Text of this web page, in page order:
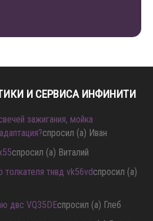
И СЕРВИСА ИНФИНИТИ
зажигания, мойка
тнвд vk56vd